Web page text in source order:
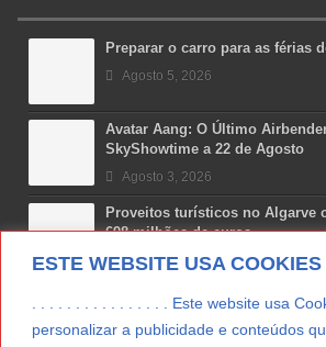
ESTE WEBSITE USA COOKIES
. . . . . . . . . . . . . . . . Este website usa
personalizar a publicidade e conteúdos
Preparar o carro para as férias
Agosto 5, 2026
Avatar Aang: O Último
SkyShowtime a 22 de Agosto
Agosto 3, 2026
Proveitos turísticos no Algarve
698 milhões de euros
Julho 31, 2026
Costa Boal Branco 2025: nova